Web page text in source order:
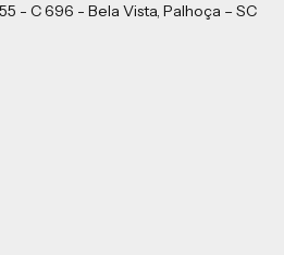
- C 696 - Bela Vista, Palhoça – SC